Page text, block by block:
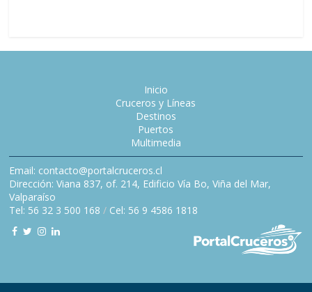
Inicio
Cruceros y Líneas
Destinos
Puertos
Multimedia
Email: contacto@portalcruceros.cl
Dirección: Viana 837, of. 214, Edificio Vía Bo, Viña del Mar,
Valparaíso
Tel: 56 32 3 500 168 / Cel: 56 9 4586 1818